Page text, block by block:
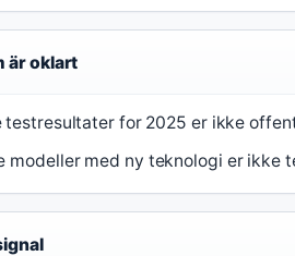
är oklart
testresultater for 2025 er ikke
modeller med ny teknologi er ikke